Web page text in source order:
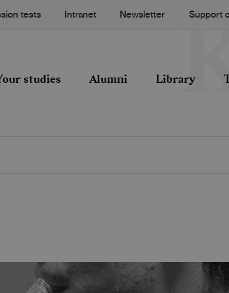
tests Intranet Newsletter Support
studies Alumni Library